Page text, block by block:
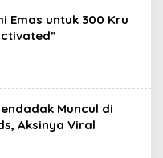
Emas untuk 300 Kru
Muncul di
Aksinya Viral